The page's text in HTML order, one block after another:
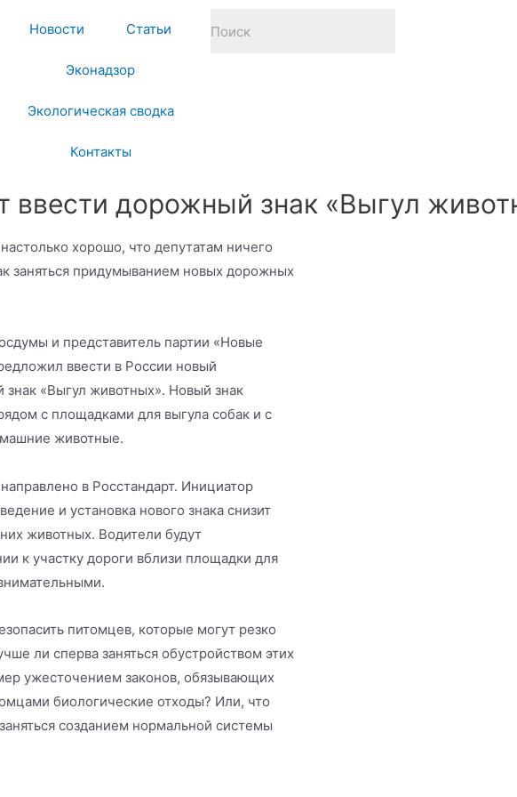
Новости Статьи
Эконадзор
Экологическая сводка
Контакты
ввести дорожный знак «Выгул
хорошо, что депутатам ничего
заняться придумыванием новых дорожных
и представитель партии «Новые
ввести в России новый
«Выгул животных». Новый знак
с площадками для выгула собак и с
животные.
в Росстандарт. Инициатор
и установка нового знака снизит
животных. Водители будут
к участку дороги вблизи площадки для
питомцев, которые могут резко
ли сперва заняться обустройством этих
ужесточением законов, обязывающих
биологические отходы? Или, что
созданием нормальной системы